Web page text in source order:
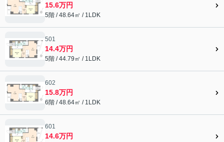
15.6万円
5階 / 48.64㎡ / 1LDK
501
14.4万円
5階 / 44.79㎡ / 1LDK
602
15.8万円
6階 / 48.64㎡ / 1LDK
601
14.6万円